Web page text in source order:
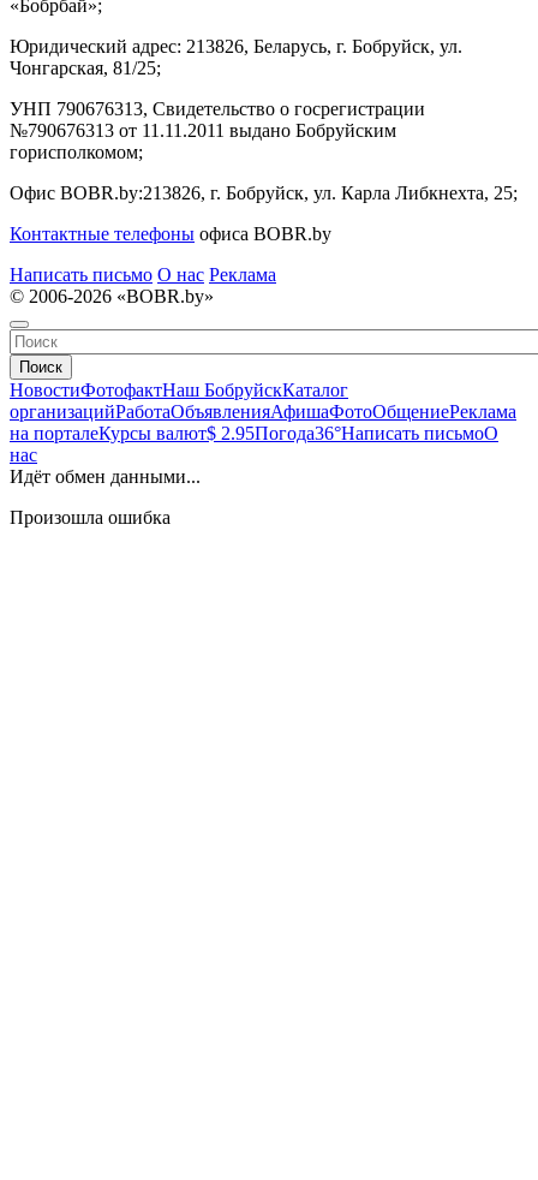
«Бобрбай»;
Юридический адрес: 213826, Беларусь, г. Бобруйск, ул.
Чонгарская, 81/25;
УНП 790676313, Свидетельство о госрегистрации
№790676313 от 11.11.2011 выдано Бобруйским
горисполкомом;
Офис BOBR.by:213826, г. Бобруйск, ул. Карла Либкнехта, 25;
Контактные телефоны офиса BOBR.by
Написать письмо О нас Реклама
© 2006-2026 «BOBR.by»
Поиск
НовостиФотофактНаш БобруйскКаталог
организацийРаботаОбъявленияАфишаФотоОбщениеРеклама
на порталеКурсы валют$ 2.95Погода36°Написать письмоО
нас
Идёт обмен данными...
Произошла ошибка